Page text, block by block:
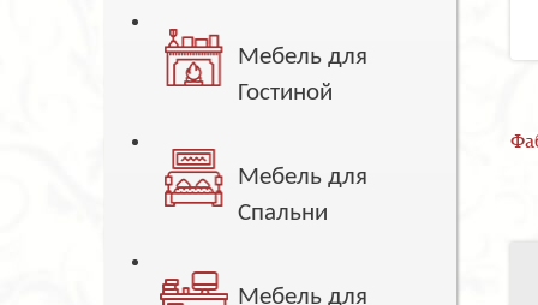
Мебель для
Гостиной
Мебель для
Спальни
Мебель для